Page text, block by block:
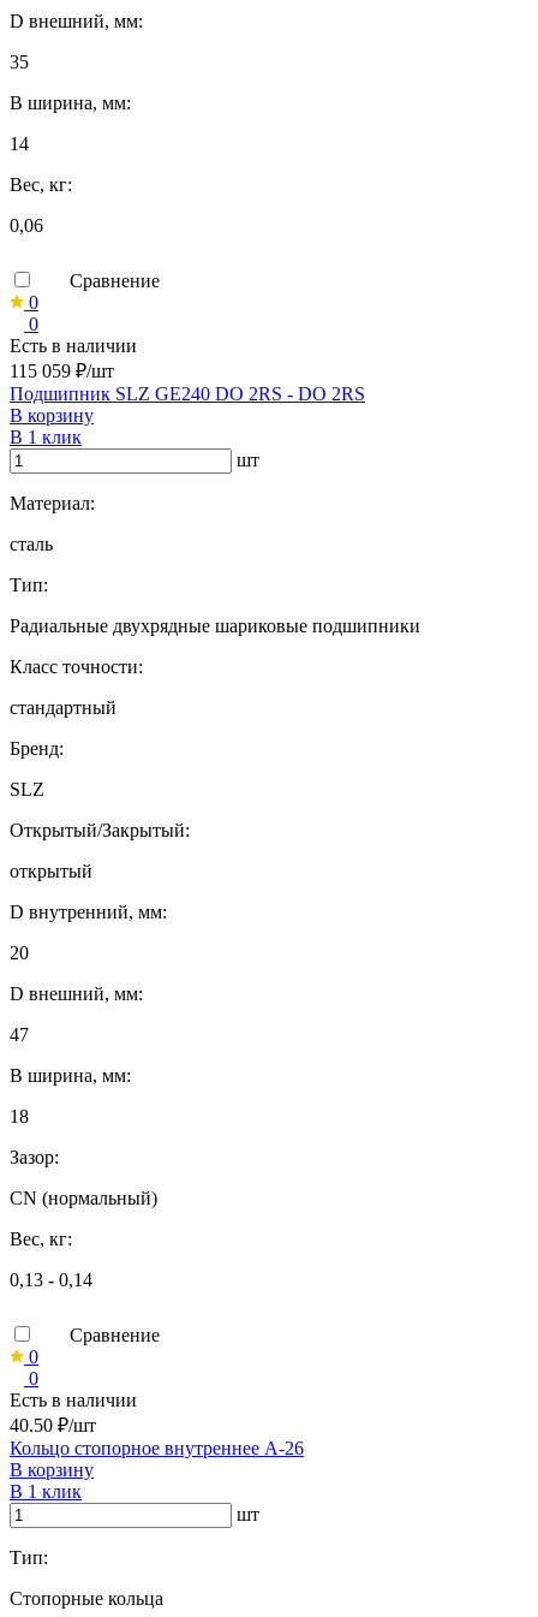
D внешний, мм:
35
B ширина, мм:
14
Вес, кг:
0,06
Сравнение
0
0
Есть в наличии
115 059 ₽/шт
Подшипник SLZ GE240 DO 2RS - DO 2RS
В корзину
В 1 клик
шт
Материал:
сталь
Тип:
Радиальные двухрядные шариковые подшипники
Класс точности:
стандартный
Бренд:
SLZ
Открытый/Закрытый:
открытый
D внутренний, мм:
20
D внешний, мм:
47
B ширина, мм:
18
Зазор:
CN (нормальный)
Вес, кг:
0,13 - 0,14
Сравнение
0
0
Есть в наличии
40.50 ₽/шт
Кольцо стопорное внутреннее А-26
В корзину
В 1 клик
шт
Тип:
Стопорные кольца